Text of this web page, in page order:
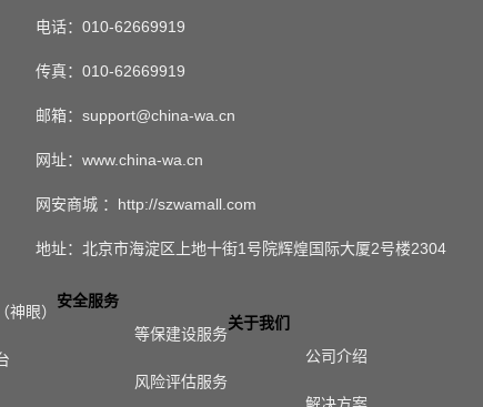
电话：010-62669919
传真：010-62669919
邮箱：support@china-wa.cn
网址：www.china-wa.cn
网安商城 ：http://szwamall.com
地址：北京市海淀区上地十街1号院辉煌国际大厦2号楼2304
眼）
安全服务
等保建设服务
风险评估服务
关于我们
公司介绍